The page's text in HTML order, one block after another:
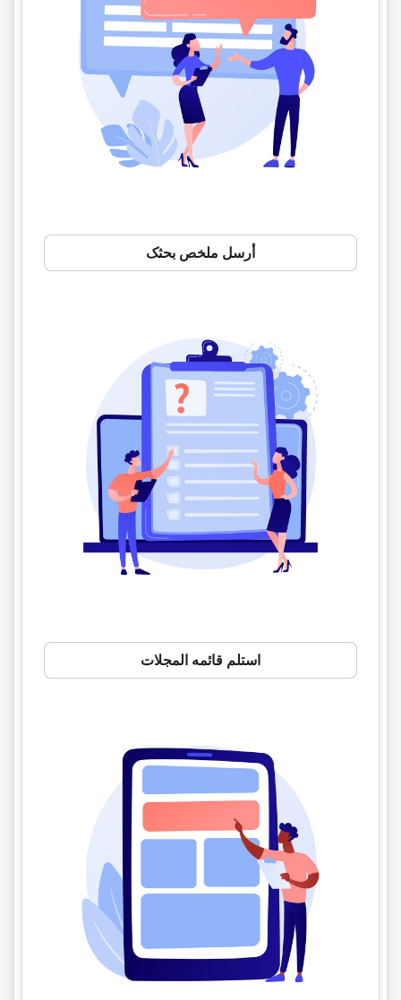
أرسل ملخص بحثک
استلم قائمه المجلات